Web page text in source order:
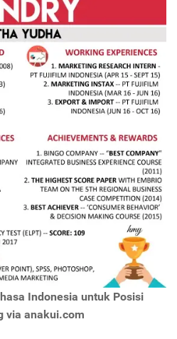
Indonesia untuk Posisi
via anakui.com